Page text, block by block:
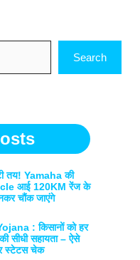
Search
तय! Yamaha की
आई 120KM रेंज के
चौंक जाएंगे
: किसानों को हर
सीधी सहायता – ऐसे
स्टेटस चेक